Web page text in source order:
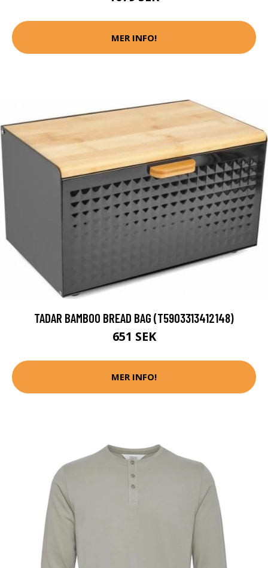
MER INFO!
TADAR BAMBOO BREAD BAG (T5903313412148)
651 SEK
MER INFO!